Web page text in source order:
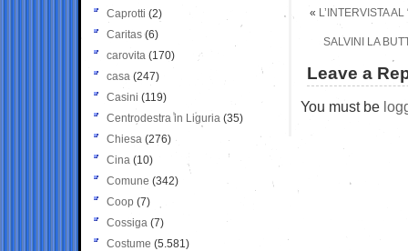
« L’INTERVISTA
SALVINI LA
Leave a
You must be
Caprotti (2)
Caritas (6)
carovita (170)
casa (247)
Casini (119)
Centrodestra in Liguria (35)
Chiesa (276)
Cina (10)
Comune (342)
Coop (7)
Cossiga (7)
Costume (5.581)